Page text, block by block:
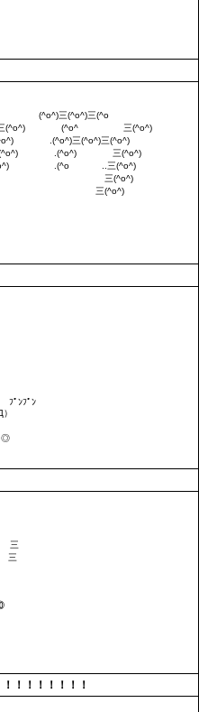
！！！！！！！